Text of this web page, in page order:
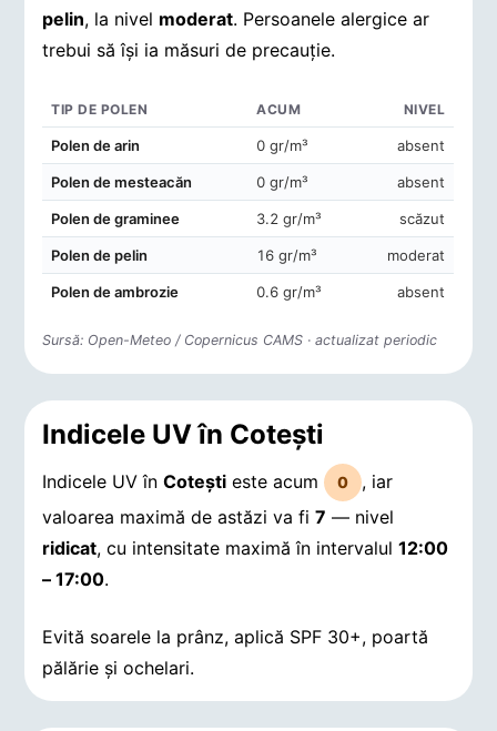
pelin, la nivel moderat. Persoanele alergice ar
trebui să își ia măsuri de precauție.
Concentrații de polen în aerul din Coteşti
TIP DE POLEN ACUM NIVEL
Polen de arin 0 gr/m³ absent
Polen de mesteacăn 0 gr/m³ absent
Polen de graminee 3.2 gr/m³ scăzut
Polen de pelin 16 gr/m³ moderat
Polen de ambrozie 0.6 gr/m³ absent
Sursă: Open-Meteo / Copernicus CAMS · actualizat periodic
Indicele UV în Coteşti
Indicele UV înCoteşti este acum 0
, iar
valoarea maximă de astăzi va fi7 — nivel
ridicat, cu intensitate maximă în intervalul12:00
– 17:00.
Evită soarele la prânz, aplică SPF 30+, poartă
pălărie și ochelari.